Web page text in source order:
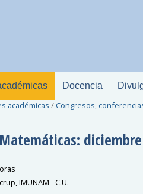
Docencia
académicas / Congresos,
IMUNAM - C.U.